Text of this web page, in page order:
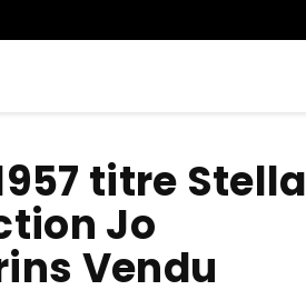
titre Stella
Jo
Vendu